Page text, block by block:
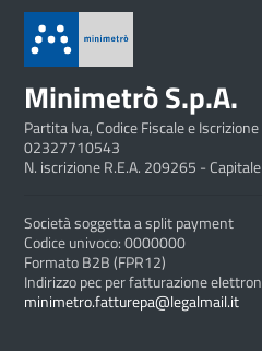
Minimetrò S.p.A.
Partita Iva, Codice Fiscale e
02327710543
N. iscrizione R.E.A. 209265 -
Società soggetta a split payment
Codice univoco: 0000000
Formato B2B (FPR12)
Indirizzo pec per fatturazione
minimetro.fatturepa@legalmail.it